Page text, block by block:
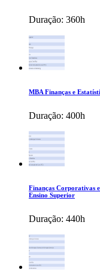
Duração: 360h
MBA Finanças e
Duração: 400h
Finanças Corporativas
Ensino Superior
Duração: 440h